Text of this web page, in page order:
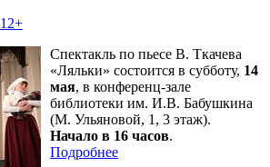
12+
Спектакль по пьесе В. Ткачева
«Ляльки» состоится в субботу, 14
мая, в конференц-зале
библиотеки им. И.В. Бабушкина
(М. Ульяновой, 1, 3 этаж).
Начало в 16 часов.
Подробнее